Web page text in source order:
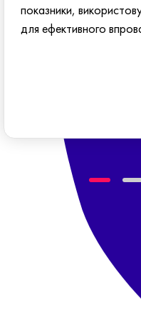
показники,
для ефективного